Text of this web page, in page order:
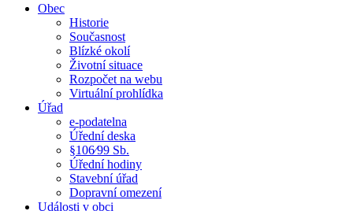
Obec
Historie
Současnost
Blízké okolí
Životní situace
Rozpočet na webu
Virtuální prohlídka
Úřad
e-podatelna
Úřední deska
§106⁄99 Sb.
Úřední hodiny
Stavební úřad
Dopravní omezení
Události v obci